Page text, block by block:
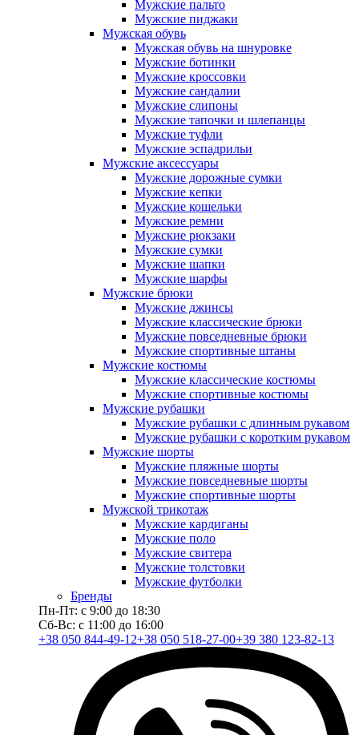
Мужские пальто
Мужские пиджаки
Мужская обувь
Мужская обувь на шнуровке
Мужские ботинки
Мужские кроссовки
Мужские сандалии
Мужские слипоны
Мужские тапочки и шлепанцы
Мужские туфли
Мужские эспадрильи
Мужские аксессуары
Мужские дорожные сумки
Мужские кепки
Мужские кошельки
Мужские ремни
Мужские рюкзаки
Мужские сумки
Мужские шапки
Мужские шарфы
Мужские брюки
Мужские джинсы
Мужские классические брюки
Мужские повседневные брюки
Мужские спортивные штаны
Мужские костюмы
Мужские классические костюмы
Мужские спортивные костюмы
Мужские рубашки
Мужские рубашки с длинным рукавом
Мужские рубашки с коротким рукавом
Мужские шорты
Мужские пляжные шорты
Мужские повседневные шорты
Мужские спортивные шорты
Мужской трикотаж
Мужские кардиганы
Мужские поло
Мужские свитера
Мужские толстовки
Мужские футболки
Бренды
Пн-Пт: с 9:00 до 18:30
Сб-Вс: с 11:00 до 16:00
+38 050 844-49-12+38 050 518-27-00+39 380 123-82-13